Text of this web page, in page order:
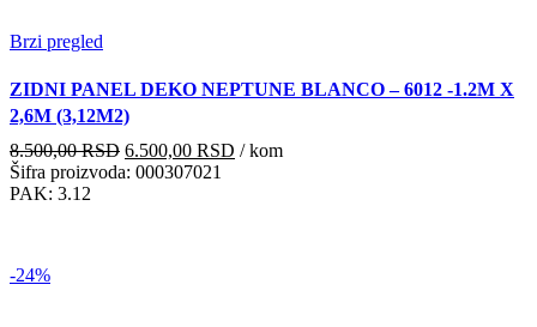
Brzi pregled
ZIDNI PANEL DEKO NEPTUNE BLANCO – 6012 -1.2M X
2,6M (3,12M2)
8.500,00RSD Originalna
cena
6.500,00 RSD Trenutna
/ kom
Šifra proizvoda: 000307021
PAK: 3.12
-24%